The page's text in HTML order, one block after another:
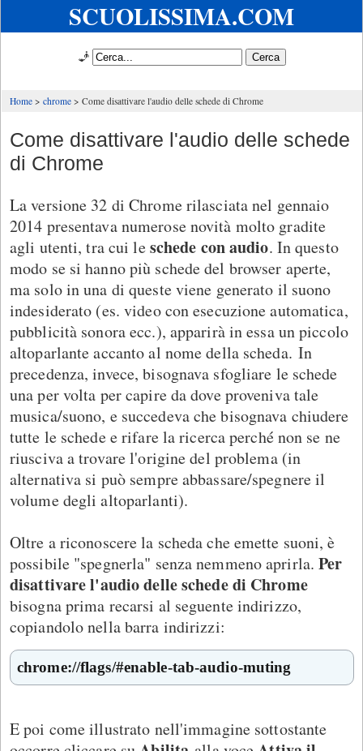
SCUOLISSIMA.COM
🧞
Home chrome Come disattivare l'audio delle schede di Chrome
Come disattivare l'audio delle schede
di Chrome
La versione 32 di Chrome rilasciata nel gennaio
2014 presentava numerose novità molto gradite
agli utenti, tra cui leschede con audio. In questo
modo se si hanno più schede del browser aperte,
ma solo in una di queste viene generato il suono
indesiderato (es. video con esecuzione automatica,
pubblicità sonora ecc.), apparirà in essa un piccolo
altoparlante accanto al nome della scheda. In
precedenza, invece, bisognava sfogliare le schede
una per volta per capire da dove proveniva tale
musica/suono, e succedeva che bisognava chiudere
tutte le schede e rifare la ricerca perché non se ne
riusciva a trovare l'origine del problema (in
alternativa si può sempre abbassare/spegnere il
volume degli altoparlanti).
Oltre a riconoscere la scheda che emette suoni, è
possibile "spegnerla" senza nemmeno aprirla.Per
disattivare l'audio delle schede di Chrome
bisogna prima recarsi al seguente indirizzo,
copiandolo nella barra indirizzi:
chrome://flags/#enable-tab-audio-muting
E poi come illustrato nell'immagine sottostante